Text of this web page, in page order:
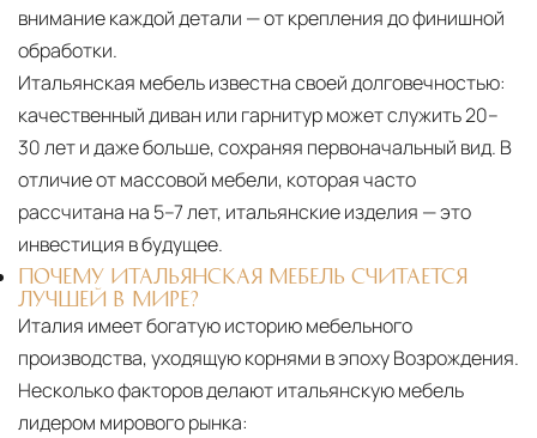
внимание каждой детали — от крепления до финишной
обработки.
Итальянская мебель известна своей долговечностью:
качественный диван или гарнитур может служить 20–
30 лет и даже больше, сохраняя первоначальный вид. В
отличие от массовой мебели, которая часто
рассчитана на 5–7 лет, итальянские изделия — это
инвестиция в будущее.
ПОЧЕМУ ИТАЛЬЯНСКАЯ МЕБЕЛЬ СЧИТАЕТСЯ
ЛУЧШЕЙ В МИРЕ?
Италия имеет богатую историю мебельного
производства, уходящую корнями в эпоху Возрождения.
Несколько факторов делают итальянскую мебель
лидером мирового рынка: